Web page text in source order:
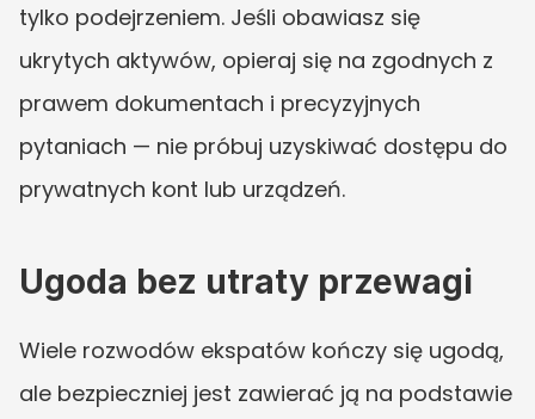
tylko podejrzeniem. Jeśli obawiasz się
ukrytych aktywów, opieraj się na zgodnych z
prawem dokumentach i precyzyjnych
pytaniach — nie próbuj uzyskiwać dostępu do
prywatnych kont lub urządzeń.
Ugoda bez utraty przewagi
Wiele rozwodów ekspatów kończy się ugodą,
ale bezpieczniej jest zawierać ją na podstawie